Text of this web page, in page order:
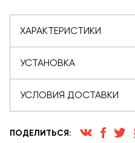
ХАРАКТЕРИСТИКИ
УСТАНОВКА
УСЛОВИЯ ДОСТАВКИ
ПОДЕЛИТЬСЯ: